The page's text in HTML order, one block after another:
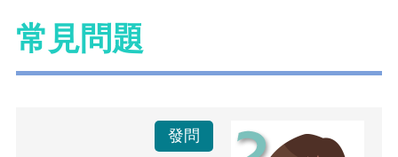
常見問題
發問